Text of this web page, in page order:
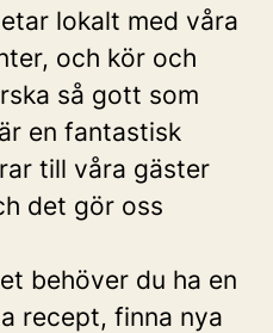
lokalt med våra
och kör och
så gott som
en fantastisk
till våra gäster
det gör oss
behöver du ha en
recept, finna nya